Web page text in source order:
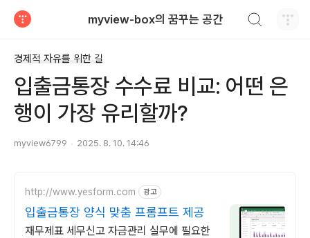
myview-box의 꿈꾸는 공간
경제적 자유를 위한 길
입출금통장 수수료 비교: 어떤 은
행이 가장 유리할까?
myview6799 2025. 8. 10. 14:46
http://www.yesform.com 광고
입출금통장 양식 맞춤 프롬프트 제공
재무제표 세무신고 자금관리 실무에 필요한